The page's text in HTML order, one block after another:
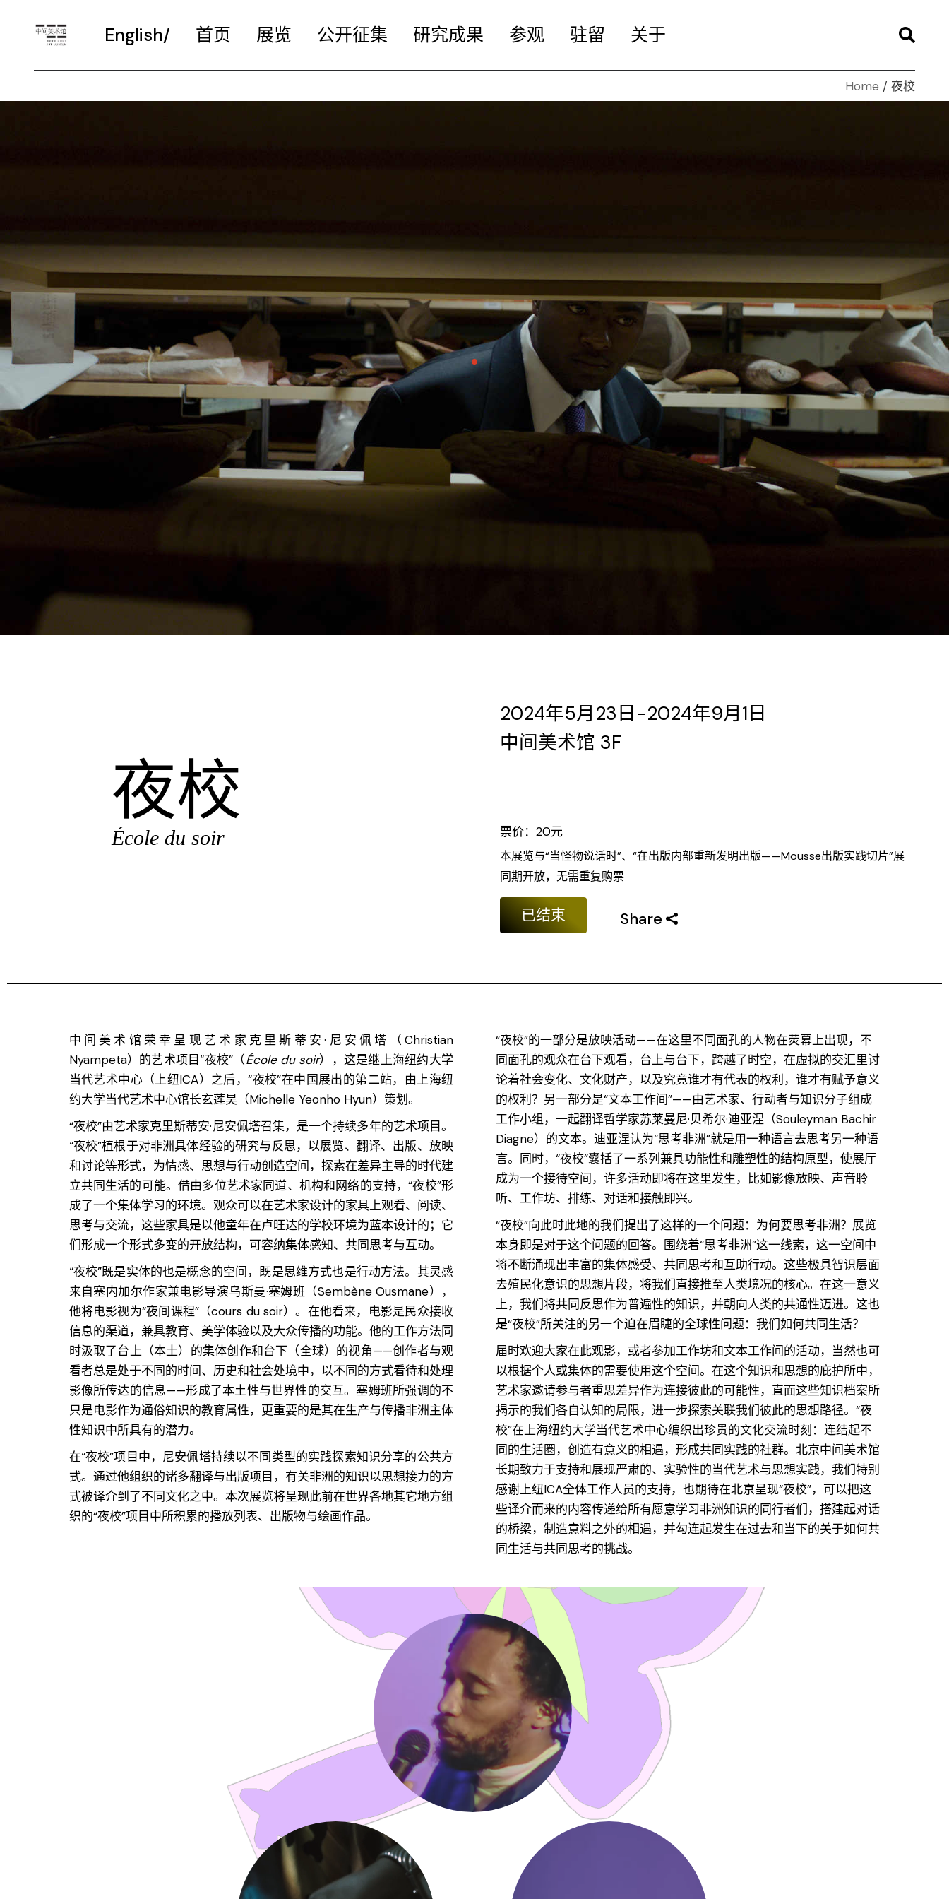
English/ 首页 展览 公开征集 研究成果 参观 驻留 关于
Home 夜校
夜校
École du soir
2024年5月23日-2024年9月1日
中间美术馆 3F
票价：20元
本展览与“当怪物说话时”、“在出版内部重新发明出版——Mousse出版实践切片”展
同期开放，无需重复购票
已结束 Share
中间美术馆荣幸呈现艺术家克里斯蒂安·尼安佩塔（Christian
Nyampeta）的艺术项目“夜校”（École du soir），这是继上海纽约大学
当代艺术中心（上纽ICA）之后，“夜校”在中国展出的第二站，由上海纽
约大学当代艺术中心馆长玄莲昊（Michelle Yeonho Hyun）策划。
“夜校”由艺术家克里斯蒂安·尼安佩塔召集，是一个持续多年的艺术项目。
“夜校”植根于对非洲具体经验的研究与反思，以展览、翻译、出版、放映
和讨论等形式，为情感、思想与行动创造空间，探索在差异主导的时代建
立共同生活的可能。借由多位艺术家同道、机构和网络的支持，“夜校”形
成了一个集体学习的环境。观众可以在艺术家设计的家具上观看、阅读、
思考与交流，这些家具是以他童年在卢旺达的学校环境为蓝本设计的；它
们形成一个形式多变的开放结构，可容纳集体感知、共同思考与互动。
“夜校”既是实体的也是概念的空间，既是思维方式也是行动方法。其灵感
来自塞内加尔作家兼电影导演乌斯曼·塞姆班 （Sembène Ousmane），
他将电影视为“夜间课程”（cours du soir）。在他看来，电影是民众接收
信息的渠道，兼具教育、美学体验以及大众传播的功能。他的工作方法同
时汲取了台上（本土）的集体创作和台下（全球）的视角——创作者与观
看者总是处于不同的时间、历史和社会处境中，以不同的方式看待和处理
影像所传达的信息——形成了本土性与世界性的交互。塞姆班所强调的不
只是电影作为通俗知识的教育属性，更重要的是其在生产与传播非洲主体
性知识中所具有的潜力。
在“夜校”项目中，尼安佩塔持续以不同类型的实践探索知识分享的公共方
式。通过他组织的诸多翻译与出版项目，有关非洲的知识以思想接力的方
式被译介到了不同文化之中。本次展览将呈现此前在世界各地其它地方组
织的“夜校”项目中所积累的播放列表、出版物与绘画作品。
“夜校”的一部分是放映活动——在这里不同面孔的人物在荧幕上出现，不
同面孔的观众在台下观看，台上与台下，跨越了时空，在虚拟的交汇里讨
论着社会变化、文化财产，以及究竟谁才有代表的权利，谁才有赋予意义
的权利？另一部分是“文本工作间”——由艺术家、行动者与知识分子组成
工作小组，一起翻译哲学家苏莱曼尼·贝希尔·迪亚涅（Souleyman Bachir
Diagne）的文本。迪亚涅认为“思考非洲”就是用一种语言去思考另一种语
言。同时，“夜校”囊括了一系列兼具功能性和雕塑性的结构原型，使展厅
成为一个接待空间，许多活动即将在这里发生，比如影像放映、声音聆
听、工作坊、排练、对话和接触即兴。
“夜校”向此时此地的我们提出了这样的一个问题：为何要思考非洲？展览
本身即是对于这个问题的回答。围绕着“思考非洲”这一线索，这一空间中
将不断涌现出丰富的集体感受、共同思考和互助行动。这些极具智识层面
去殖民化意识的思想片段，将我们直接推至人类境况的核心。在这一意义
上，我们将共同反思作为普遍性的知识，并朝向人类的共通性迈进。这也
是“夜校”所关注的另一个迫在眉睫的全球性问题：我们如何共同生活？
届时欢迎大家在此观影，或者参加工作坊和文本工作间的活动，当然也可
以根据个人或集体的需要使用这个空间。在这个知识和思想的庇护所中，
艺术家邀请参与者重思差异作为连接彼此的可能性，直面这些知识档案所
揭示的我们各自认知的局限，进一步探索关联我们彼此的思想路径。“夜
校”在上海纽约大学当代艺术中心编织出珍贵的文化交流时刻：连结起不
同的生活圈，创造有意义的相遇，形成共同实践的社群。北京中间美术馆
长期致力于支持和展现严肃的、实验性的当代艺术与思想实践，我们特别
感谢上纽ICA全体工作人员的支持，也期待在北京呈现“夜校”，可以把这
些译介而来的内容传递给所有愿意学习非洲知识的同行者们，搭建起对话
的桥梁，制造意料之外的相遇，并勾连起发生在过去和当下的关于如何共
同生活与共同思考的挑战。